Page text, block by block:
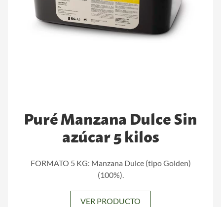
Puré Manzana Dulce Sin
azúcar 5 kilos
FORMATO 5 KG: Manzana Dulce (tipo Golden)
(100%).
VER PRODUCTO